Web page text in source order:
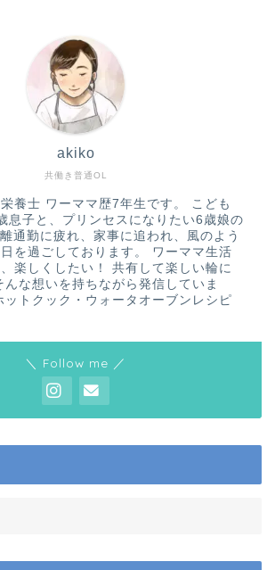
共働き普通OL
akiko
養士 ワーママ歴7年生です。 こども
息子と、プリンセスになりたい6歳娘の
通勤に疲れ、家事に追われ、風のよう
を過ごしております。 ワーママ生活
楽しくしたい！ 共有して楽しい輪に
んな想いを持ちながら発信していま
ットクック・ウォータオーブンレシピ
＼ Follow me ／